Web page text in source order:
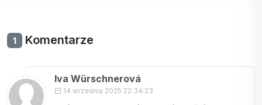
1 Komentarze
Iva Würschnerová
14 września 2025 22:34:23